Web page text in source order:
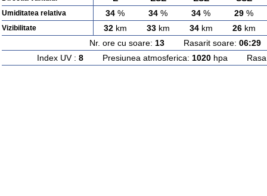
Umiditatea relativa 34 % 34 % 34 % 29 %
Vizibilitate 32km 33km 34km 26km
Nr. ore cu soare: 13Rasarit soare: 06:29
Index UV : 8Presiunea atmosferica: 1020hpa